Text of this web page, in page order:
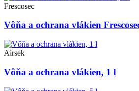
Frescosec
Vôňa a ochrana vlákien
Airsek
Vôňa a ochrana vlákien, 1 l